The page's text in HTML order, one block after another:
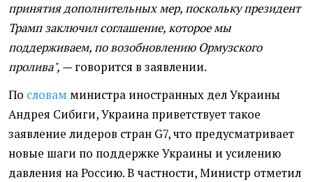
принятия дополнительных мер, поскольку президент
Трамп заключил соглашение, которое мы
поддерживаем, по возобновлению Ормузского
пролива", — говорится в заявлении.
По словам министра иностранных дел Украины
Андрея Сибиги, Украина приветствует такое
заявление лидеров стран G7, что предусматривает
новые шаги по поддержке Украины и усилению
давления на Россию. В частности, Министр отметил